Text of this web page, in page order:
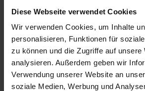
Diese Webseite verwendet Cookies
Wir verwenden Cookies, um Inhalte
personalisieren, Funktionen für
zu können und die Zugriffe auf unsere
analysieren. Außerdem geben wir
Verwendung unserer Website an
soziale Medien, Werbung und